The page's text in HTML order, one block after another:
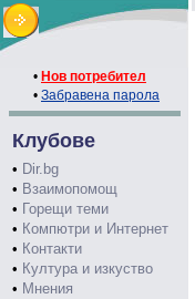
• Нов потребител
• Забравена парола
Клубове
• Dir.bg
• Взаимопомощ
• Горещи теми
• Компютри и Интернет
• Контакти
• Култура и изкуство
• Мнения